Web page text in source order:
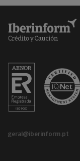
geral@iberinform.pt